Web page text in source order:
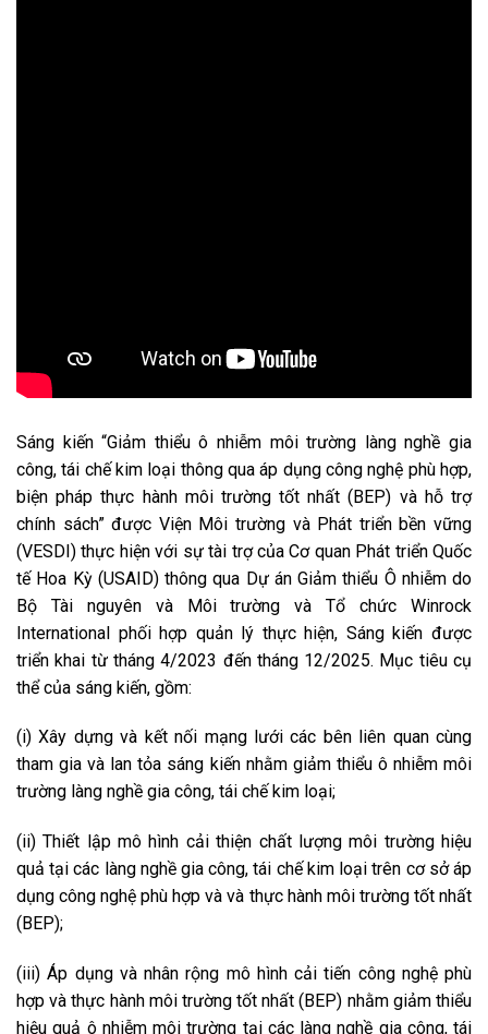
Sáng kiến “Giảm thiểu ô nhiễm môi trường làng nghề gia
công, tái chế kim loại thông qua áp dụng công nghệ phù hợp,
biện pháp thực hành môi trường tốt nhất (BEP) và hỗ trợ
chính sách” được Viện Môi trường và Phát triển bền vững
(VESDI) thực hiện với sự tài trợ của Cơ quan Phát triển Quốc
tế Hoa Kỳ (USAID) thông qua Dự án Giảm thiểu Ô nhiễm do
Bộ Tài nguyên và Môi trường và Tổ chức Winrock
International phối hợp quản lý thực hiện, Sáng kiến được
triển khai từ tháng 4/2023 đến tháng 12/2025. Mục tiêu cụ
thể của sáng kiến, gồm:
(i) Xây dựng và kết nối mạng lưới các bên liên quan cùng
tham gia và lan tỏa sáng kiến nhằm giảm thiểu ô nhiễm môi
trường làng nghề gia công, tái chế kim loại;
(ii) Thiết lập mô hình cải thiện chất lượng môi trường hiệu
quả tại các làng nghề gia công, tái chế kim loại trên cơ sở áp
dụng công nghệ phù hợp và và thực hành môi trường tốt nhất
(BEP);
(iii) Áp dụng và nhân rộng mô hình cải tiến công nghệ phù
hợp và thực hành môi trường tốt nhất (BEP) nhằm giảm thiểu
hiệu quả ô nhiễm môi trường tại các làng nghề gia công, tái